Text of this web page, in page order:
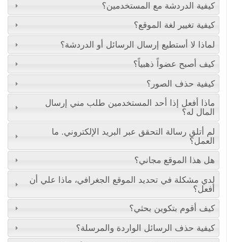
كيفية الدردشة مع المستخدمين؟
كيفية تغيير لغة الموقع؟
لماذا لا أستطيع إرسال الرسائل أو الدردشة؟
كيف أصبح عضواً ذهبياً؟
كيفية حذف الصور؟
ماذا أفعل إذا أحد المستخدمين طلب مني إرسال
المال له؟
لم أتلق رسالة التحقق عبر البريد الإلكتروني. ما
العمل؟
هل هذا الموقع مجاني؟
لدي مشكلة في تحديد الموقع الجغرافي، ماذا علي أن
أفعل؟
كيف أقوم بتكوين بحثي؟
كيفية حذف الرسائل الواردة والمرسلة؟